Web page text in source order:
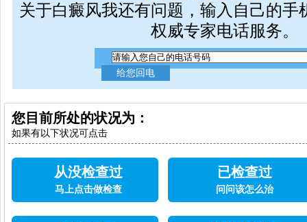
关于白癜风我还有问题，输入自己的手
权威专家电话服务。
您目前所处的状况为：
如果有以下状况可点击
从没检查过
马上点击做检查
已检查过
问问该怎么治